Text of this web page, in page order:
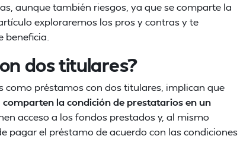
aunque también riesgos, ya que se comparte la
exploraremos los pros y contras y te
beneficia.
dos titulares?
préstamos con dos titulares, implican que
la condición de prestatarios en un
acceso a los fondos prestados y, al mismo
el préstamo de acuerdo con las condiciones